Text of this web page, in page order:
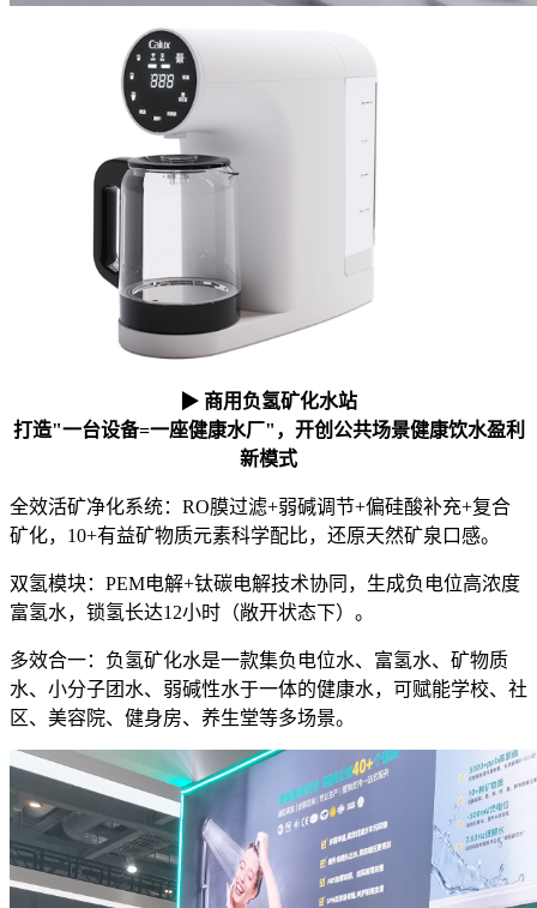
▶ 商用负氢矿化水站
打造"一台设备=一座健康水厂"，开创公共场景健康饮水盈利
新模式
全效活矿净化系统：RO膜过滤+弱碱调节+偏硅酸补充+复合
矿化，10+有益矿物质元素科学配比，还原天然矿泉口感。
双氢模块：PEM电解+钛碳电解技术协同，生成负电位高浓度
富氢水，锁氢长达12小时（敞开状态下）。
多效合一：负氢矿化水是一款集负电位水、富氢水、矿物质
水、小分子团水、弱碱性水于一体的健康水，可赋能学校、社
区、美容院、健身房、养生堂等多场景。